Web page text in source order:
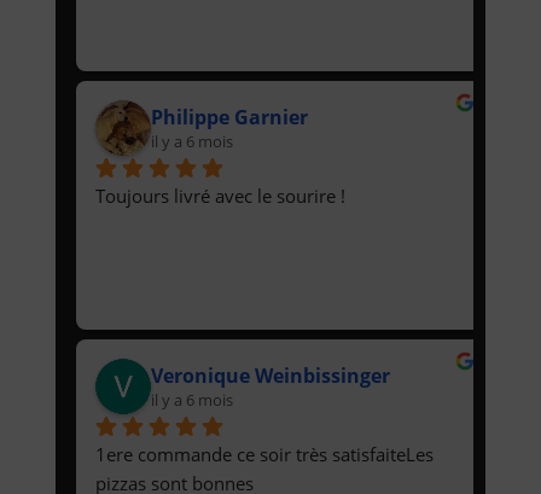
Philippe Garnier
il y a 6 mois
Toujours livré avec le sourire !
Veronique Weinbissinger
il y a 6 mois
1ere commande ce soir très satisfaiteLes
pizzas sont bonnes